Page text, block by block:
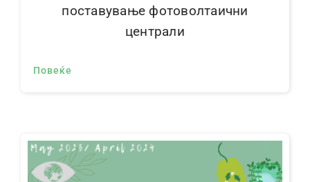
поставување фотоволтаични
централи
Повеќе